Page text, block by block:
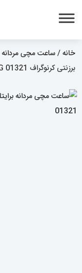
خانه /ساعت مچی مردانه
برزنتی کرنوگراف BREITLING 01321